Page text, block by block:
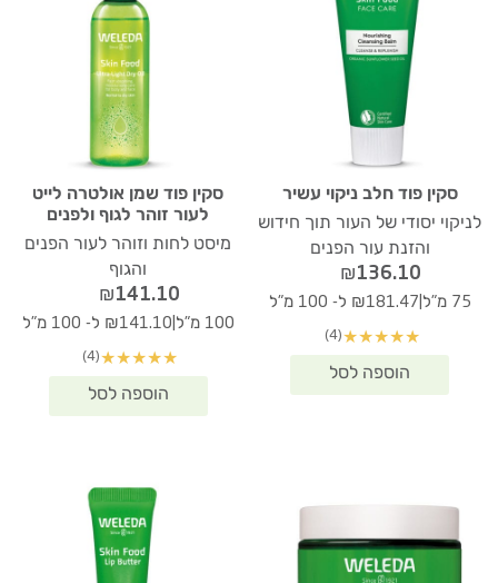
סקין פוד חלב ניקוי עשיר
לניקוי יסודי של העור תוך חידוש
והזנת עור הפנים
₪136.10
75 מ"ל ₪181.47 ל- 100 מ"ל
★
★
★
★
★
(4)
סקין פוד שמן אולטרה לייט
לעור זוהר לגוף ולפנים
מיסט לחות וזוהר לעור הפנים
והגוף
₪141.10
100 מ"ל ₪141.10 ל- 100 מ"ל
★
★
★
★
★
(4)